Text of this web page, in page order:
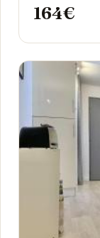
164€